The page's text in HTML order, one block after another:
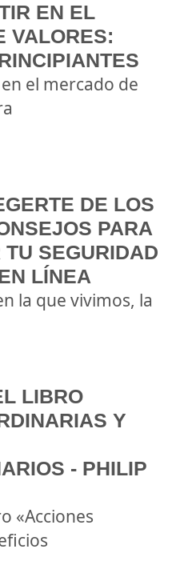
EN EL
VALORES:
el mercado de
DE LOS
PARA
SEGURIDAD
LÍNEA
la que vivimos, la
LIBRO
Y
- PHILIP
«Acciones